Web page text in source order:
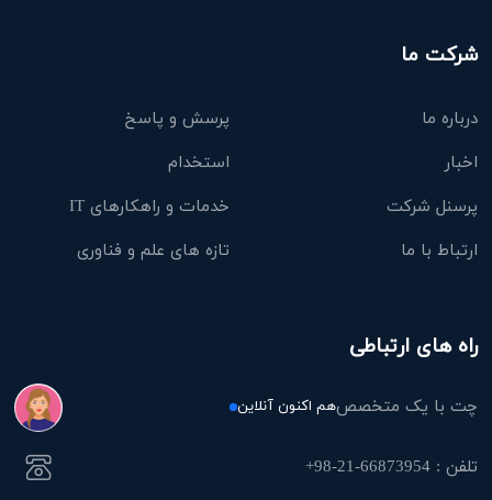
شرکت ما
درباره ما
پرسش و پاسخ
اخبار
استخدام
پرسنل شرکت
خدمات و راهکارهای IT
ارتباط با ما
تازه های علم و فناوری
راه های ارتباطی
چت با یک متخصصهم اکنون آنلاین
تلفن : 66873954-21-98+